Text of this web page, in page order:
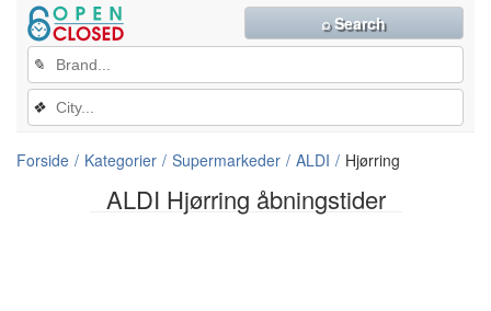
ALDI Hjørring åbningstider
✎
❖
⌕ Search
Forside Kategorier Supermarkeder ALDI Hjørring